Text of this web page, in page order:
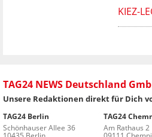
KIEZ-
TAG24 NEWS Deutschland
Unsere Redaktionen direkt für Dich
TAG24 Berlin
Schönhauser Allee 36
TAG24
Am Rathaus 2